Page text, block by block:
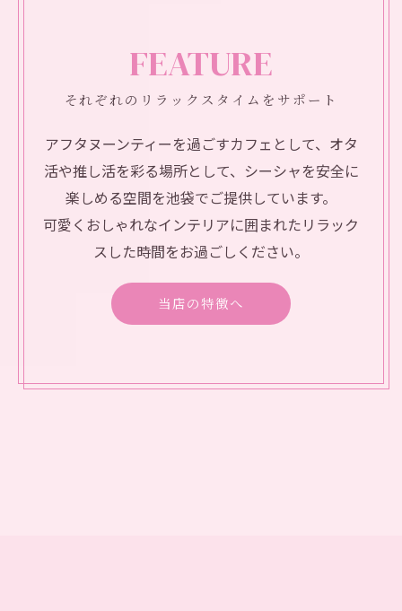
それぞれのリラックスタイムをサポート
FEATURE
アフタヌーンティーを過ごすカフェとして、オタ
活や推し活を彩る場所として、シーシャを安全に
楽しめる空間を池袋でご提供しています。
可愛くおしゃれなインテリアに囲まれたリラック
スした時間をお過ごしください。
当店の特徴へ